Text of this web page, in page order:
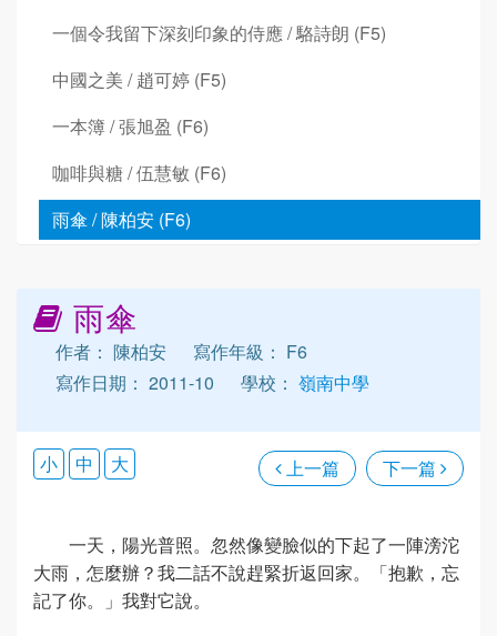
一個令我留下深刻印象的侍應 / 駱詩朗 (F5)
中國之美 / 趙可婷 (F5)
一本簿 / 張旭盈 (F6)
咖啡與糖 / 伍慧敏 (F6)
雨傘 / 陳柏安 (F6)
雨傘
作者： 陳柏安
寫作年級： F6
寫作日期： 2011-10
學校： 嶺南中學
上一篇 下一篇
小 中 大
一天，陽光普照。忽然像變臉似的下起了一陣滂沱
大雨，怎麼辦？我二話不說趕緊折返回家。「抱歉，忘
記了你。」我對它說。